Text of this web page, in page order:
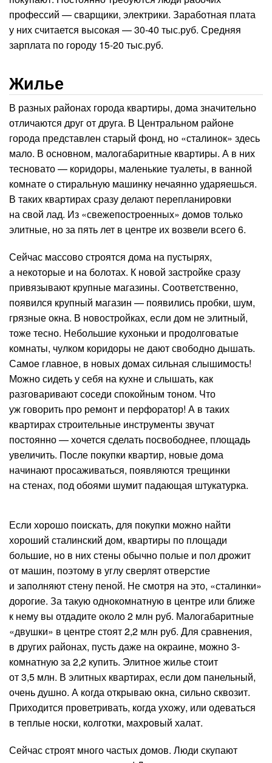
профессий — сварщики, электрики. Заработная плата
у них считается высокая — 30-40 тыс.руб. Средняя
зарплата по городу 15-20 тыс.руб.
Жилье
В разных районах города квартиры, дома значительно
отличаются друг от друга. В Центральном районе
города представлен старый фонд, но «сталинок» здесь
мало. В основном, малогабаритные квартиры. А в них
тесновато — коридоры, маленькие туалеты, в ванной
комнате о стиральную машинку нечаянно ударяешься.
В таких квартирах сразу делают перепланировки
на свой лад. Из «свежепостроенных» домов только
элитные, но за пять лет в центре их возвели всего 6.
Сейчас массово строятся дома на пустырях,
а некоторые и на болотах. К новой застройке сразу
привязывают крупные магазины. Соответственно,
появился крупный магазин — появились пробки, шум,
грязные окна. В новостройках, если дом не элитный,
тоже тесно. Небольшие кухоньки и продолговатые
комнаты, чулком коридоры не дают свободно дышать.
Самое главное, в новых домах сильная слышимость!
Можно сидеть у себя на кухне и слышать, как
разговаривают соседи спокойным тоном. Что
уж говорить про ремонт и перфоратор! А в таких
квартирах строительные инструменты звучат
постоянно — хочется сделать посвободнее, площадь
увеличить. После покупки квартир, новые дома
начинают просаживаться, появляются трещинки
на стенах, под обоями шумит падающая штукатурка.
Если хорошо поискать, для покупки можно найти
хороший сталинский дом, квартиры по площади
большие, но в них стены обычно полые и пол дрожит
от машин, поэтому в углу сверлят отверстие
и заполняют стену пеной. Не смотря на это, «сталинки»
дорогие. За такую однокомнатную в центре или ближе
к нему вы отдадите около 2 млн руб. Малогабаритные
«двушки» в центре стоят 2,2 млн руб. Для сравнения,
в других районах, пусть даже на окраине, можно 3-
комнатную за 2,2 купить. Элитное жилье стоит
от 3,5 млн. В элитных квартирах, если дом панельный,
очень душно. А когда открываю окна, сильно сквозит.
Приходится проветривать, когда ухожу, или одеваться
в теплые носки, колготки, махровый халат.
Сейчас строят много частых домов. Люди скупают